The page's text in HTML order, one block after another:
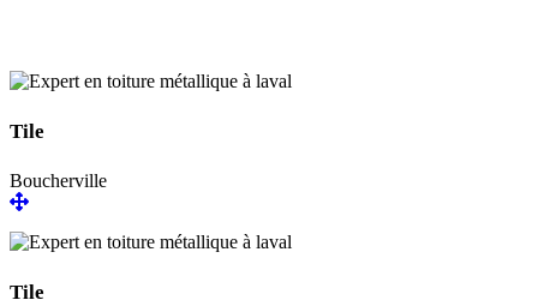
Tile
Boucherville
Tile